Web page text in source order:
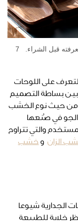
قبل الشراء. 7
على اللوحات
بين بساطة التصميم
من حيث نوع الخشب
في صُنعها
والتي تتراوح
الزان و خشب
الجدارية شيوعا
خلابة للطبيعة